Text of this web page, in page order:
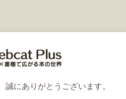
にありがとうございます。